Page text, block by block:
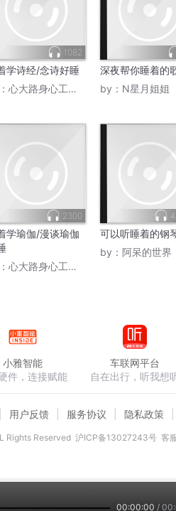
1082
学诗经/念诗好睡
心大路身心工作室
深夜帮你睡着的
by： N星月姐姐
2300
学瑜伽/漫谈瑜伽
心大路身心工作室
可以听睡着的钢
by： 阿呆的世界
00:00:00 /
小雅智能
件，连接赋能
车联网平台
自在出行，听我想
用户反馈 服务协议 隐私政策
Rights Reserved 沪ICP备13027243号 客